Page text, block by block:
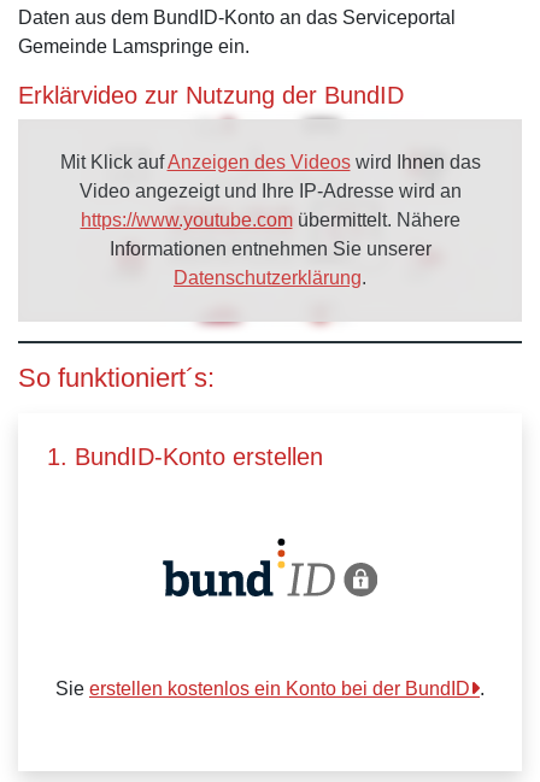
Daten aus dem BundID-Konto an das Serviceportal
Gemeinde Lamspringe ein.
Erklärvideo zur Nutzung der BundID
Mit Klick aufAnzeigen des Videoswird Ihnen das
Video angezeigt und Ihre IP-Adresse wird an
https://www.youtube.comübermittelt. Nähere
Informationen entnehmen Sie unserer
Datenschutzerklärung.
So funktioniert´s:
1. BundID-Konto erstellen
Sie erstellen kostenlos ein Konto bei der BundID .